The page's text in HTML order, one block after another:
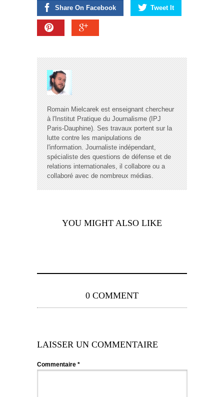
Share On Facebook Tweet It
Romain Mielcarek est enseignant chercheur
à l'Institut Pratique du Journalisme (IPJ
Paris-Dauphine). Ses travaux portent sur la
lutte contre les manipulations de
l'information. Journaliste indépendant,
spécialiste des questions de défense et de
relations internationales, il collabore ou a
collaboré avec de nombreux médias.
YOU MIGHT ALSO LIKE
0 COMMENT
LAISSER UN COMMENTAIRE
Commentaire *